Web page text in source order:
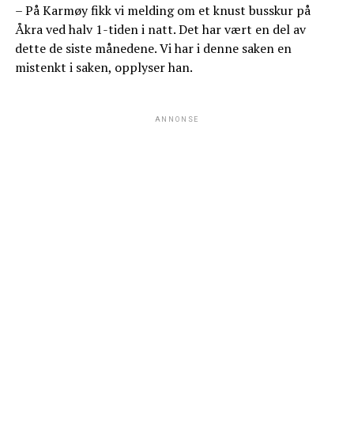
– På Karmøy fikk vi melding om et knust busskur på
Åkra ved halv 1-tiden i natt. Det har vært en del av
dette de siste månedene. Vi har i denne saken en
mistenkt i saken, opplyser han.
ANNONSE